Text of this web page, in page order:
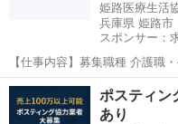
兵庫県 姫路市
スポンサー：
【仕事内容】募集職種 介護職
ート・アルバイト 仕事内容 身
助、生活援助、送迎、レク企
1,540円 <基本給>...
アルバイト・パート
ポスティン
あり